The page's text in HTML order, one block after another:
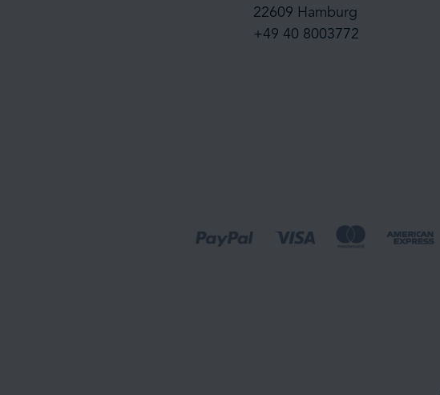
22609 Hamburg
+49 40 8003772